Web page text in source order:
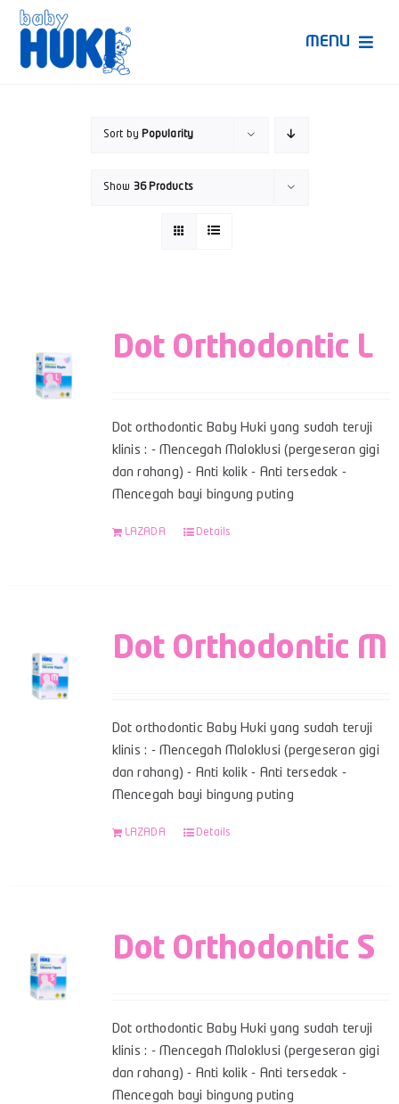
Skip
content
MENU
Sort by Popularity
Show 36 Products
Dot Orthodontic L
Dot orthodontic Baby Huki yang sudah teruji
klinis : - Mencegah Maloklusi (pergeseran gigi
dan rahang) - Anti kolik - Anti tersedak -
Mencegah bayi bingung puting
LAZADA Details
Dot Orthodontic M
Dot orthodontic Baby Huki yang sudah teruji
klinis : - Mencegah Maloklusi (pergeseran gigi
dan rahang) - Anti kolik - Anti tersedak -
Mencegah bayi bingung puting
LAZADA Details
Dot Orthodontic S
Dot orthodontic Baby Huki yang sudah teruji
klinis : - Mencegah Maloklusi (pergeseran gigi
dan rahang) - Anti kolik - Anti tersedak -
Mencegah bayi bingung puting